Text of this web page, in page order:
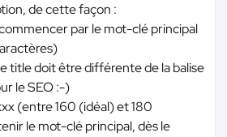
de cette façon :
par le mot-clé principal
title doit être différente de la balise
le SEO :-)
(entre 160 (idéal) et 180
le mot-clé principal, dès le